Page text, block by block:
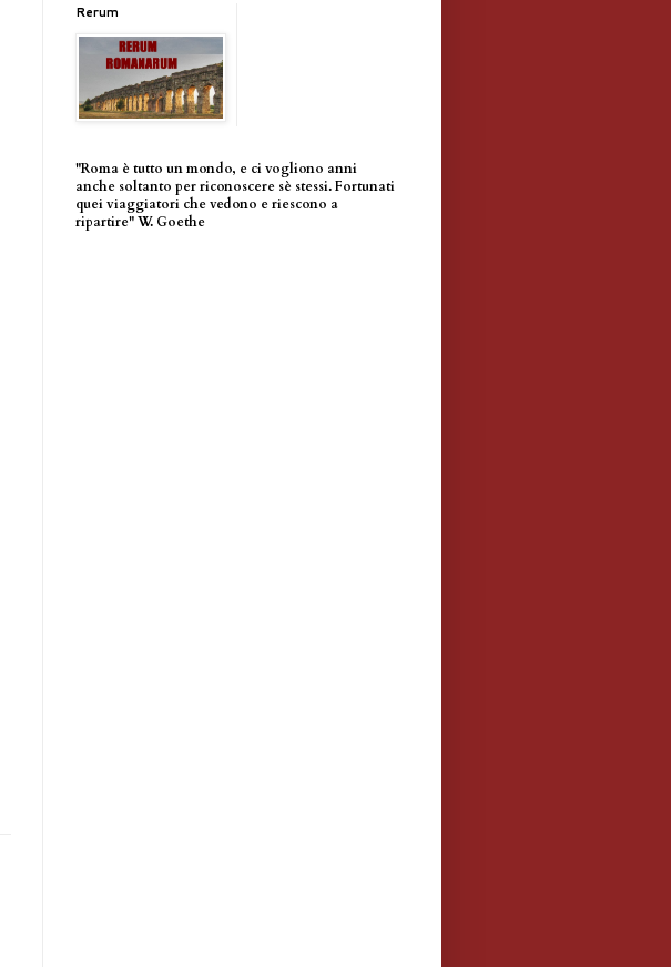
Rerum
"Roma è tutto un mondo, e ci vogliono anni
anche soltanto per riconoscere sè stessi. Fortunati
quei viaggiatori che vedono e riescono a
ripartire" W. Goethe